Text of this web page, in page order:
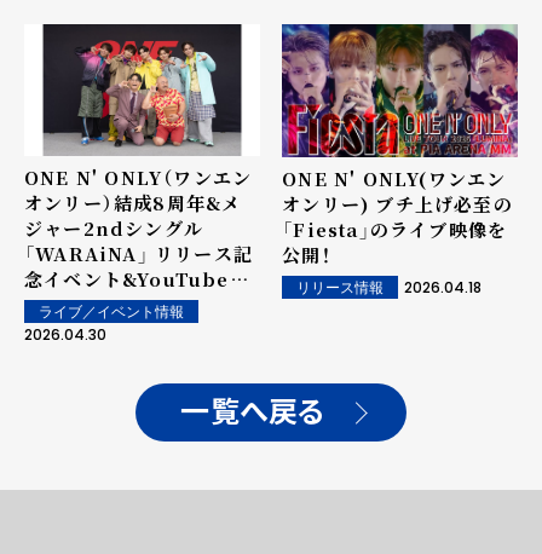
ONE N' ONLY（ワンエン
オンリー）結成8周年&メ
ジャー2ndシングル
「WARAiNA」 リリース記
念イベント&YouTube公
開生配信開催！ スペシャル
ゲスト・クロちゃんが登場
顔の絶えない1日に！
ライブ／イベント情報
2026.04.30
ONE N' ONLY(ワンエン
オンリー) ブチ上げ必至の
「Fiesta」のライブ映像を
公開！
リリース情報 2026.04.18
一覧へ戻る